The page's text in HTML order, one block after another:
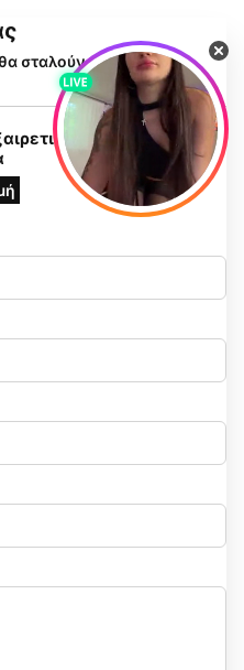
σταλούν με email στον
κορίτσι με